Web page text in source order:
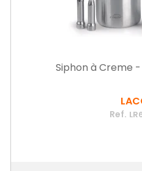
Siphon à Creme
Ref.